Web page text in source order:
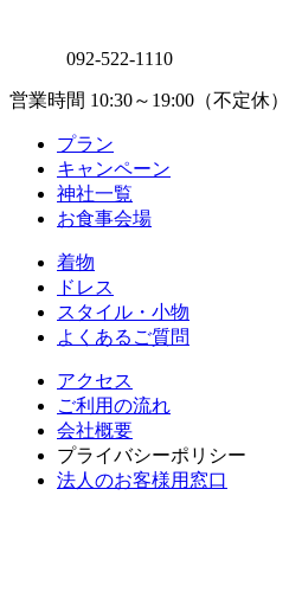
092-522-1110
営業時間 10:30～19:00（不定休）
プラン
キャンペーン
神社一覧
お食事会場
着物
ドレス
スタイル・小物
よくあるご質問
アクセス
ご利用の流れ
会社概要
プライバシーポリシー
法人のお客様用窓口